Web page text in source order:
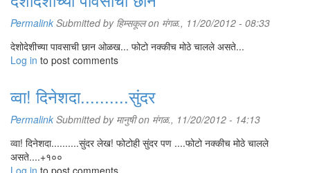
Permalink Submitted by हिम्सकूलon मंगळ., 11/20/2012 - 08:33
देशोदेशीच्या पावसाची छान ओळख... फोटो नक्कीच मोठे चालले असते...
Log in to post comments
व्वा! दिनेशदा..........सुंदर
Permalink Submitted by मानुषीon मंगळ., 11/20/2012 - 14:13
व्वा! दिनेशदा..........सुंदर लेख! फोटोही सुंदर पण ....फोटो नक्कीच मोठे चालले
असते....+१००
Log in to post comments